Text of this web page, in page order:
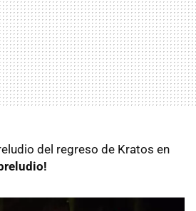
del regreso de Kratos en